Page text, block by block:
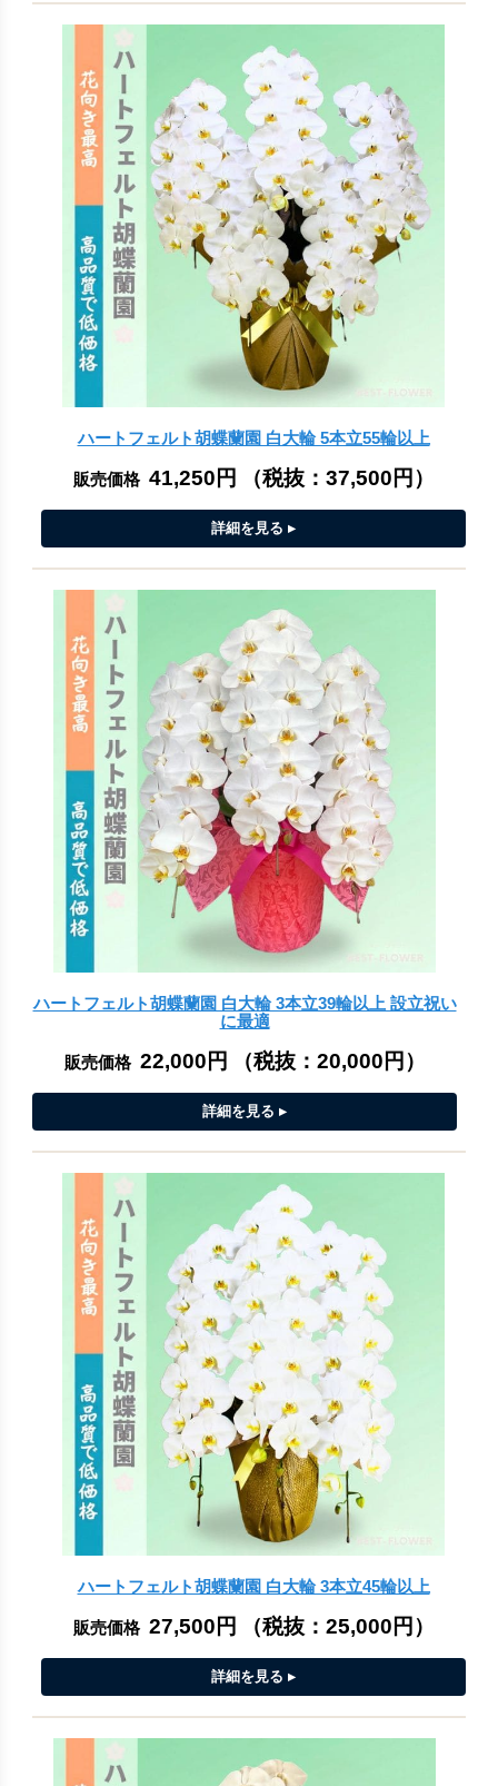
ハートフェルト胡蝶蘭園 白大輪 5本立55輪以上
販売価格 41,250円 （税抜： 37,500円 ）
ハートフェルト胡蝶蘭園 白大輪 3本立39輪以上 設立祝い
に最適
販売価格 22,000円 （税抜： 20,000円 ）
ハートフェルト胡蝶蘭園 白大輪 3本立45輪以上
販売価格 27,500円 （税抜： 25,000円 ）